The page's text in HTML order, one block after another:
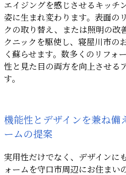
エイジングを感じさせるキッチ
姿に生まれ変わります。表面の
クの取り替え、または照明の改
クニックを駆使し、寝屋川市の
く蘇らせます。数多くのリフォ
性と見た目の両方を向上させる
す。
機能性とデザインを兼ね備
ームの提案
実用性だけでなく、デザインに
ォームを守口市周辺にお住まい